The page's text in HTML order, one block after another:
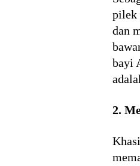
pilek
dan
bayi
2.